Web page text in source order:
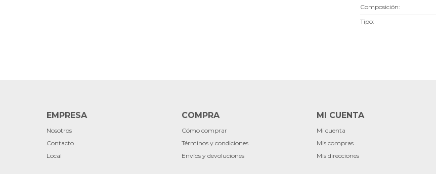
Composición
Tipo
EMPRESA
Nosotros
Contacto
Local
COMPRA
Cómo comprar
Términos y condiciones
Envíos y devoluciones
MI CUENTA
Mi cuenta
Mis compras
Mis direcciones